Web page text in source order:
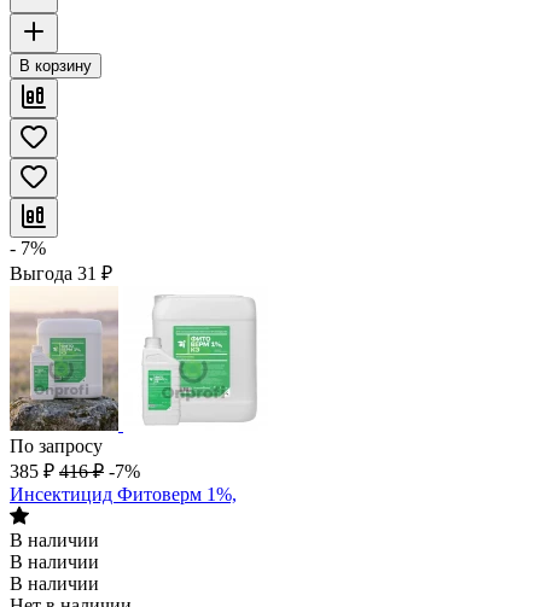
В корзину
- 7%
Выгода 31 ₽
По запросу
385 ₽ 416 ₽ -7%
Инсектицид Фитоверм 1%,
В наличии
В наличии
В наличии